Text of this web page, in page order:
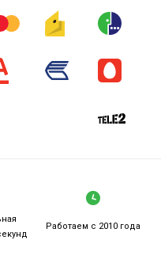
Работаем с 2010 года